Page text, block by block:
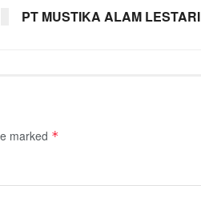
PT MUSTIKA ALAM LESTARI
marked *